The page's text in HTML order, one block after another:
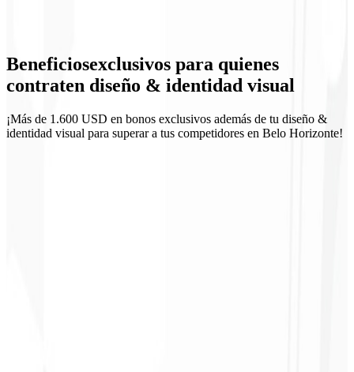
Materiales comerciales
Beneficiosexclusivos para quienes
contraten diseño & identidad visual
¡Más de 1.600 USD en bonos exclusivos además de tu diseño &
identidad visual para superar a tus competidores en Belo Horizonte!